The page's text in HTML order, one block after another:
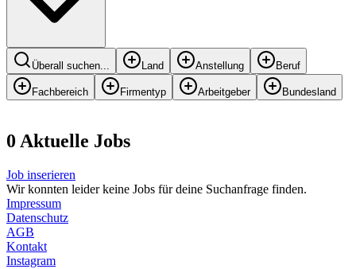
Überall suchen... Land Anstellung Beruf
Fachbereich Firmentyp Arbeitgeber Bundesland
0 Aktuelle Jobs
Job inserieren
Wir konnten leider keine Jobs für deine Suchanfrage finden.
Impressum
Datenschutz
AGB
Kontakt
Instagram